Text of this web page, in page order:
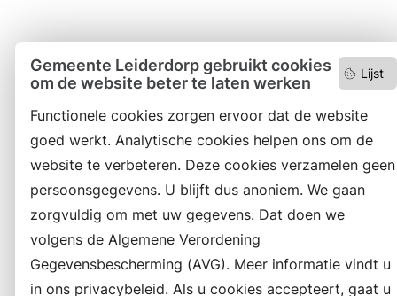
Lijst
Gemeente Leiderdorp gebruikt cookies
om de website beter te laten werken
Functionele cookies zorgen ervoor dat de website
goed werkt. Analytische cookies helpen ons om de
website te verbeteren. Deze cookies verzamelen geen
persoonsgegevens. U blijft dus anoniem. We gaan
zorgvuldig om met uw gegevens. Dat doen we
volgens de Algemene Verordening
Gegevensbescherming (AVG). Meer informatie vindt u
in ons privacybeleid. Als u cookies accepteert, gaat u